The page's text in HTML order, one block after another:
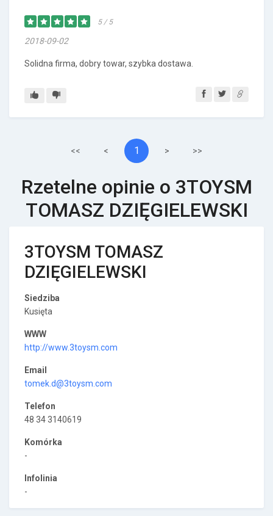
5 / 5
2018-09-02
Solidna firma, dobry towar, szybka dostawa.
<< < 1 > >>
Rzetelne opinie o 3TOYSM
TOMASZ DZIĘGIELEWSKI
3TOYSM TOMASZ
DZIĘGIELEWSKI
Siedziba
Kusięta
WWW
http://www.3toysm.com
Email
tomek.d@3toysm.com
Telefon
48 34 3140619
Komórka
-
Infolinia
-